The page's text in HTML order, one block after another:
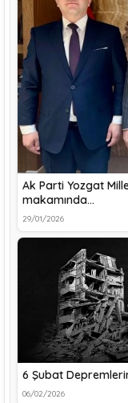
Ak Parti Yozgat
makamında…
29/01/2026
6 Şubat
06/02/2026